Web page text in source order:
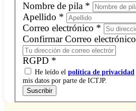
Nombre de pila *
Apellido *
Correo electrónico *
Confirmar Correo electrónico
RGPD *
He leído el política de privacidad
mis datos por parte de ICTJP.
Suscribir